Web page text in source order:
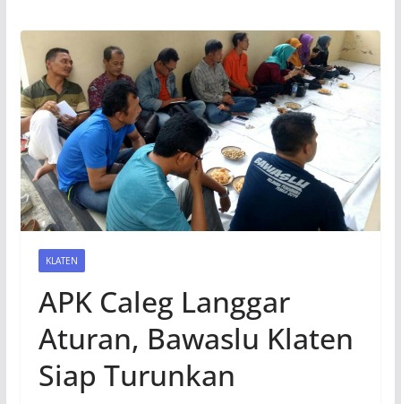
KLATEN
APK Caleg Langgar
Aturan, Bawaslu Klaten
Siap Turunkan